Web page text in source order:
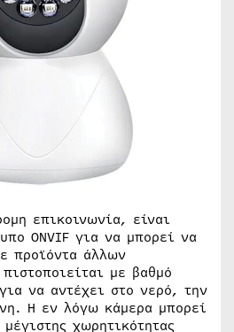
επικοινωνία, είναι
ONVIF για να μπορεί να
προϊόντα άλλων
με βαθμό
να αντέχει στο νερό, την
Η εν λόγω κάμερα μπορεί
χωρητικότητας